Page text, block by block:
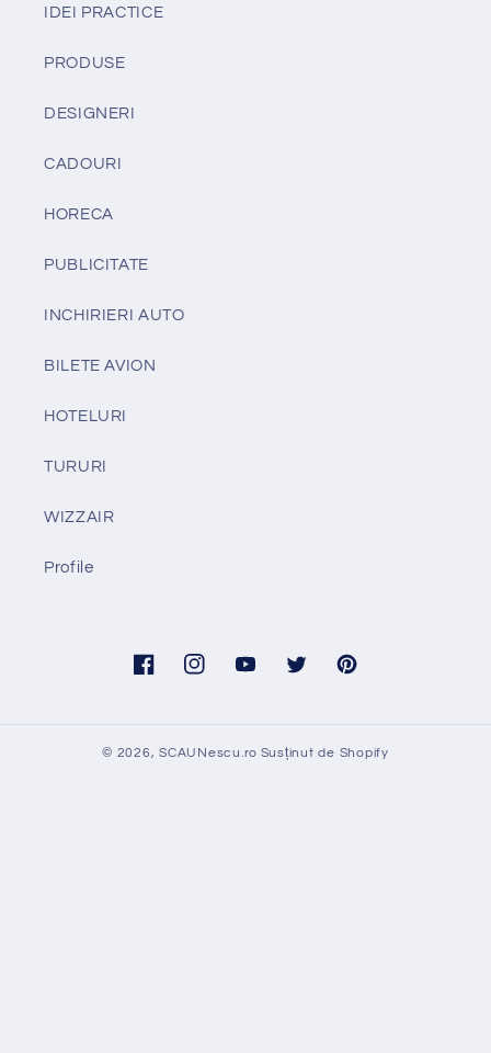
IDEI PRACTICE
PRODUSE
DESIGNERI
CADOURI
HORECA
PUBLICITATE
INCHIRIERI AUTO
BILETE AVION
HOTELURI
TURURI
WIZZAIR
Profile
FacebookInstagramYouTubeTwitter Pinterest
© 2026,SCAUNescu.ro Susținut de Shopify